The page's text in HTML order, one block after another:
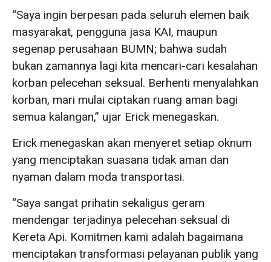
“Saya ingin berpesan pada seluruh elemen baik
masyarakat, pengguna jasa KAI, maupun
segenap perusahaan BUMN; bahwa sudah
bukan zamannya lagi kita mencari-cari kesalahan
korban pelecehan seksual. Berhenti menyalahkan
korban, mari mulai ciptakan ruang aman bagi
semua kalangan,” ujar Erick menegaskan.
Erick menegaskan akan menyeret setiap oknum
yang menciptakan suasana tidak aman dan
nyaman dalam moda transportasi.
“Saya sangat prihatin sekaligus geram
mendengar terjadinya pelecehan seksual di
Kereta Api. Komitmen kami adalah bagaimana
menciptakan transformasi pelayanan publik yang